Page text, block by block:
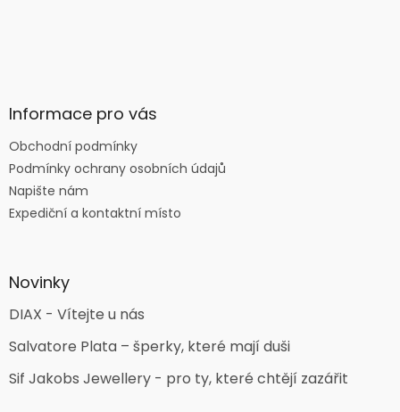
Informace pro vás
Obchodní podmínky
Podmínky ochrany osobních údajů
Napište nám
Expediční a kontaktní místo
Novinky
DIAX - Vítejte u nás
Salvatore Plata – šperky, které mají duši
Sif Jakobs Jewellery - pro ty, které chtějí zazářit